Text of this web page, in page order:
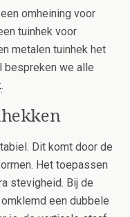
omheining voor
tuinhek voor
metalen tuinhek het
bespreken we alle
.
Dit komt door de
Het toepassen
stevigheid. Bij de
een dubbele